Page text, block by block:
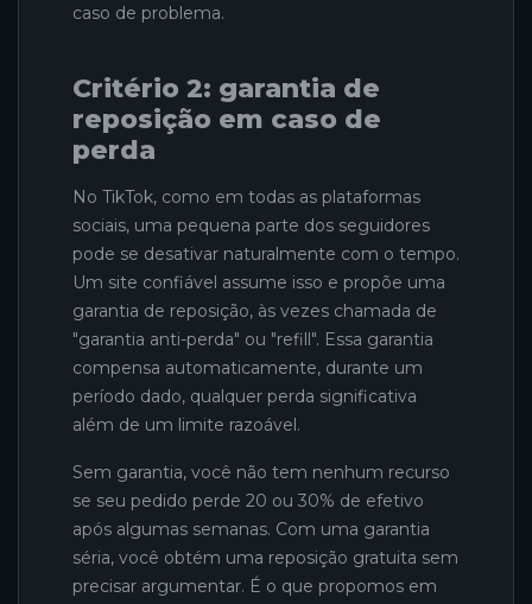
caso de problema.
Critério 2: garantia de
reposição em caso de
perda
No TikTok, como em todas as plataformas
sociais, uma pequena parte dos seguidores
pode se desativar naturalmente com o tempo.
Um site confiável assume isso e propõe uma
garantia de reposição, às vezes chamada de
"garantia anti-perda" ou "refill". Essa garantia
compensa automaticamente, durante um
período dado, qualquer perda significativa
além de um limite razoável.
Sem garantia, você não tem nenhum recurso
se seu pedido perde 20 ou 30% de efetivo
após algumas semanas. Com uma garantia
séria, você obtém uma reposição gratuita sem
precisar argumentar. É o que propomos em